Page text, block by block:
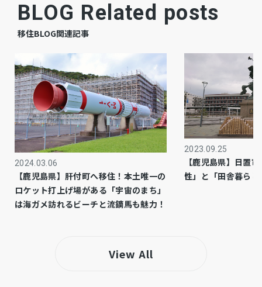
引渡時期 予定
駐車場 有
上水道 公共
下水道 公共
ガス 都市ガス
都市計画 市街化区域
用途地域 1種低層
ウォークインクローゼット、駐車場３台分、ト
BLOG Related posts
移住BLOG関連記事
2024.03.06
【鹿児島県】肝付町へ移住！本土唯一の
ロケット打上げ場がある「宇宙のまち」
は海ガメ訪れるビーチと流鏑馬も魅力！
2023.09.25
【鹿児島県】日置
性」と「田舎暮ら
View All